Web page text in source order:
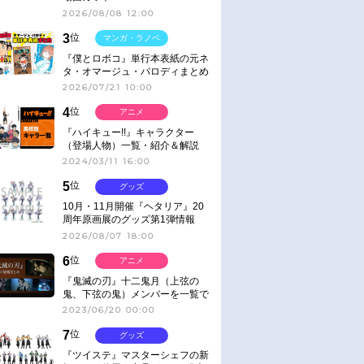
2026/08/08 12:00
3位
『僕とロボコ』単行本表紙の元ネ
タ・オマージュ・パロディまとめ
2026/07/21 10:00
マンガ・ラノベ
4位
『ハイキュー!!』キャラクター
（登場人物）一覧・紹介＆解説
2024/03/11 16:00
アニメ
5位
10月・11月開催『ヘタリア』20
周年原画展のグッズ第1弾情報
2026/08/07 18:00
グッズ
6位
『鬼滅の刃』十二鬼月（上弦の
鬼、下弦の鬼）メンバーを一覧で
紹介＆解説（登場鬼の情報まと
2023/06/20 00:00
アニメ
7位
『ツイステ』マスターシェフの新
グッズ